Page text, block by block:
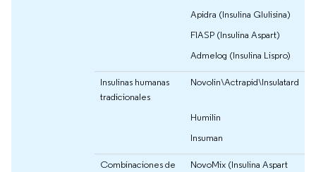
Apidra (Insulina Glulisina)
FIASP (Insulina Aspart)
Admelog (Insulina Lispro)
Insulinas humanas
tradicionales
Novolin\Actrapid\Insulatard
Humilin
Insuman
Combinaciones de
NovoMix (Insulina Aspart